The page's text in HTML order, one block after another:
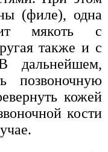
(филе), одна
мякоть с
также и с
дальнейшем,
позвоночную
кожей
кости